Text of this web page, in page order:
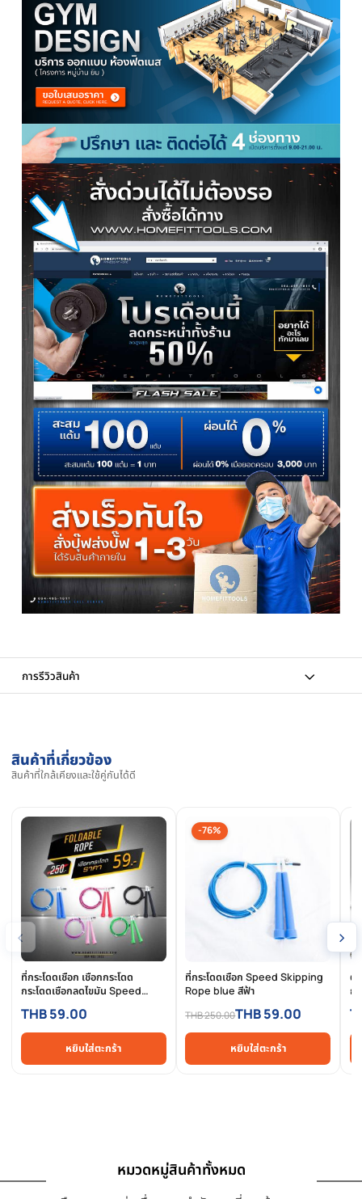
เลือกดู อุปกรณ์มวยอื่นๆ เช่น กระสอบทรายตั้งพื้น กระสอบทราบแขวน หรือ เ
เด้งของ Homeffittools ที่นี่
สินค้าที่เกี่ยวข้อง